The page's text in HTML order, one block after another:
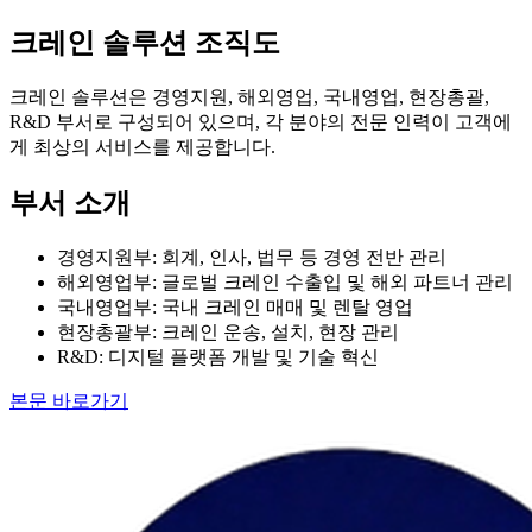
크레인 솔루션 조직도
크레인 솔루션은 경영지원, 해외영업, 국내영업, 현장총괄,
R&D 부서로 구성되어 있으며, 각 분야의 전문 인력이 고객에
게 최상의 서비스를 제공합니다.
부서 소개
경영지원부: 회계, 인사, 법무 등 경영 전반 관리
해외영업부: 글로벌 크레인 수출입 및 해외 파트너 관리
국내영업부: 국내 크레인 매매 및 렌탈 영업
현장총괄부: 크레인 운송, 설치, 현장 관리
R&D: 디지털 플랫폼 개발 및 기술 혁신
본문 바로가기